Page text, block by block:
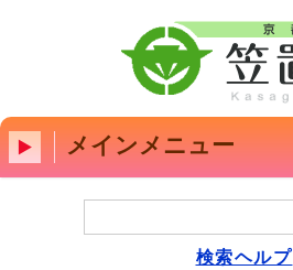
メインメニュー
検索ヘルプ